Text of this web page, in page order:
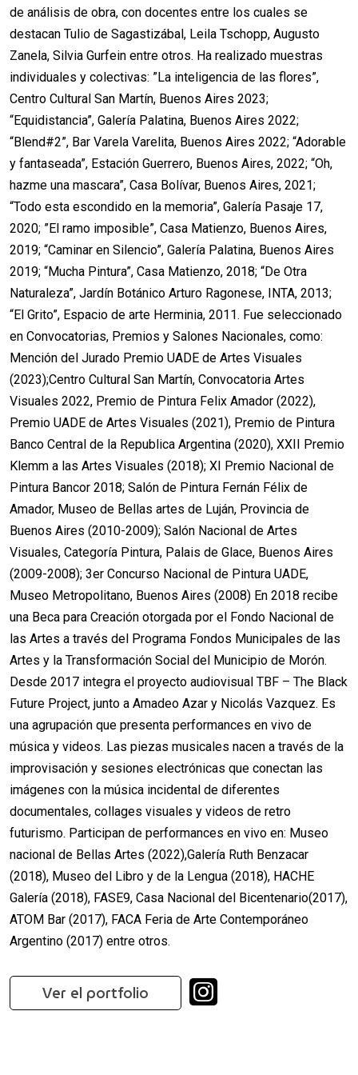
de análisis de obra, con docentes entre los cuales se
destacan Tulio de Sagastizábal, Leila Tschopp, Augusto
Zanela, Silvia Gurfein entre otros. Ha realizado muestras
individuales y colectivas: ”La inteligencia de las flores”,
Centro Cultural San Martín, Buenos Aires 2023;
“Equidistancia”, Galería Palatina, Buenos Aires 2022;
“Blend#2”, Bar Varela Varelita, Buenos Aires 2022; “Adorable
y fantaseada”, Estación Guerrero, Buenos Aires, 2022; “Oh,
hazme una mascara”, Casa Bolívar, Buenos Aires, 2021;
“Todo esta escondido en la memoria”, Galería Pasaje 17,
2020; ”El ramo imposible”, Casa Matienzo, Buenos Aires,
2019; “Caminar en Silencio”, Galería Palatina, Buenos Aires
2019; “Mucha Pintura”, Casa Matienzo, 2018; “De Otra
Naturaleza”, Jardín Botánico Arturo Ragonese, INTA, 2013;
“El Grito”, Espacio de arte Herminia, 2011. Fue seleccionado
en Convocatorias, Premios y Salones Nacionales, como:
Mención del Jurado Premio UADE de Artes Visuales
(2023);Centro Cultural San Martín, Convocatoria Artes
Visuales 2022, Premio de Pintura Felix Amador (2022),
Premio UADE de Artes Visuales (2021), Premio de Pintura
Banco Central de la Republica Argentina (2020), XXII Premio
Klemm a las Artes Visuales (2018); XI Premio Nacional de
Pintura Bancor 2018; Salón de Pintura Fernán Félix de
Amador, Museo de Bellas artes de Luján, Provincia de
Buenos Aires (2010-2009); Salón Nacional de Artes
Visuales, Categoría Pintura, Palais de Glace, Buenos Aires
(2009-2008); 3er Concurso Nacional de Pintura UADE,
Museo Metropolitano, Buenos Aires (2008) En 2018 recibe
una Beca para Creación otorgada por el Fondo Nacional de
las Artes a través del Programa Fondos Municipales de las
Artes y la Transformación Social del Municipio de Morón.
Desde 2017 integra el proyecto audiovisual TBF – The Black
Future Project, junto a Amadeo Azar y Nicolás Vazquez. Es
una agrupación que presenta performances en vivo de
música y videos. Las piezas musicales nacen a través de la
improvisación y sesiones electrónicas que conectan las
imágenes con la música incidental de diferentes
documentales, collages visuales y videos de retro
futurismo. Participan de performances en vivo en: Museo
nacional de Bellas Artes (2022),Galería Ruth Benzacar
(2018), Museo del Libro y de la Lengua (2018), HACHE
Galería (2018), FASE9, Casa Nacional del Bicentenario(2017),
ATOM Bar (2017), FACA Feria de Arte Contemporáneo
Argentino (2017) entre otros.
Ver el portfolio